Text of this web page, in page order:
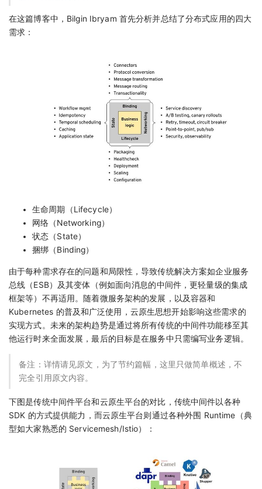
在这篇博客中，Bilgin Ibryam 首先分析并总结了分布式应用的四大
需求：
生命周期（Lifecycle）
网络（Networking）
状态（State）
捆绑（Binding）
由于每种需求存在的问题和局限性，导致传统解决方案如企业服务
总线（ESB）及其变体（例如面向消息的中间件，更轻量级的集成
框架等）不再适用。随着微服务架构的发展，以及容器和
Kubernetes 的普及和广泛使用，云原生思想开始影响这些需求的
实现方式。未来的架构趋势是通过将所有传统的中间件功能移至其
他运行时来全面发展，最后的目标是在服务中只需编写业务逻辑。
备注：详情请见原文，为了节约篇幅，这里只做简单概述，不
完全引用原文内容。
下图是传统中间件平台和云原生平台的对比，传统中间件以各种
SDK 的方式提供能力，而云原生平台则通过各种外围 Runtime（典
型如大家熟悉的 Servicemesh/Istio）：